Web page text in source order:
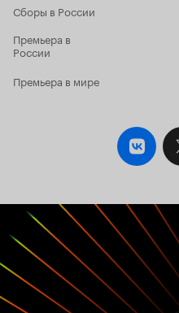
Сборы в России
Премьера в
России
Премьера в мире